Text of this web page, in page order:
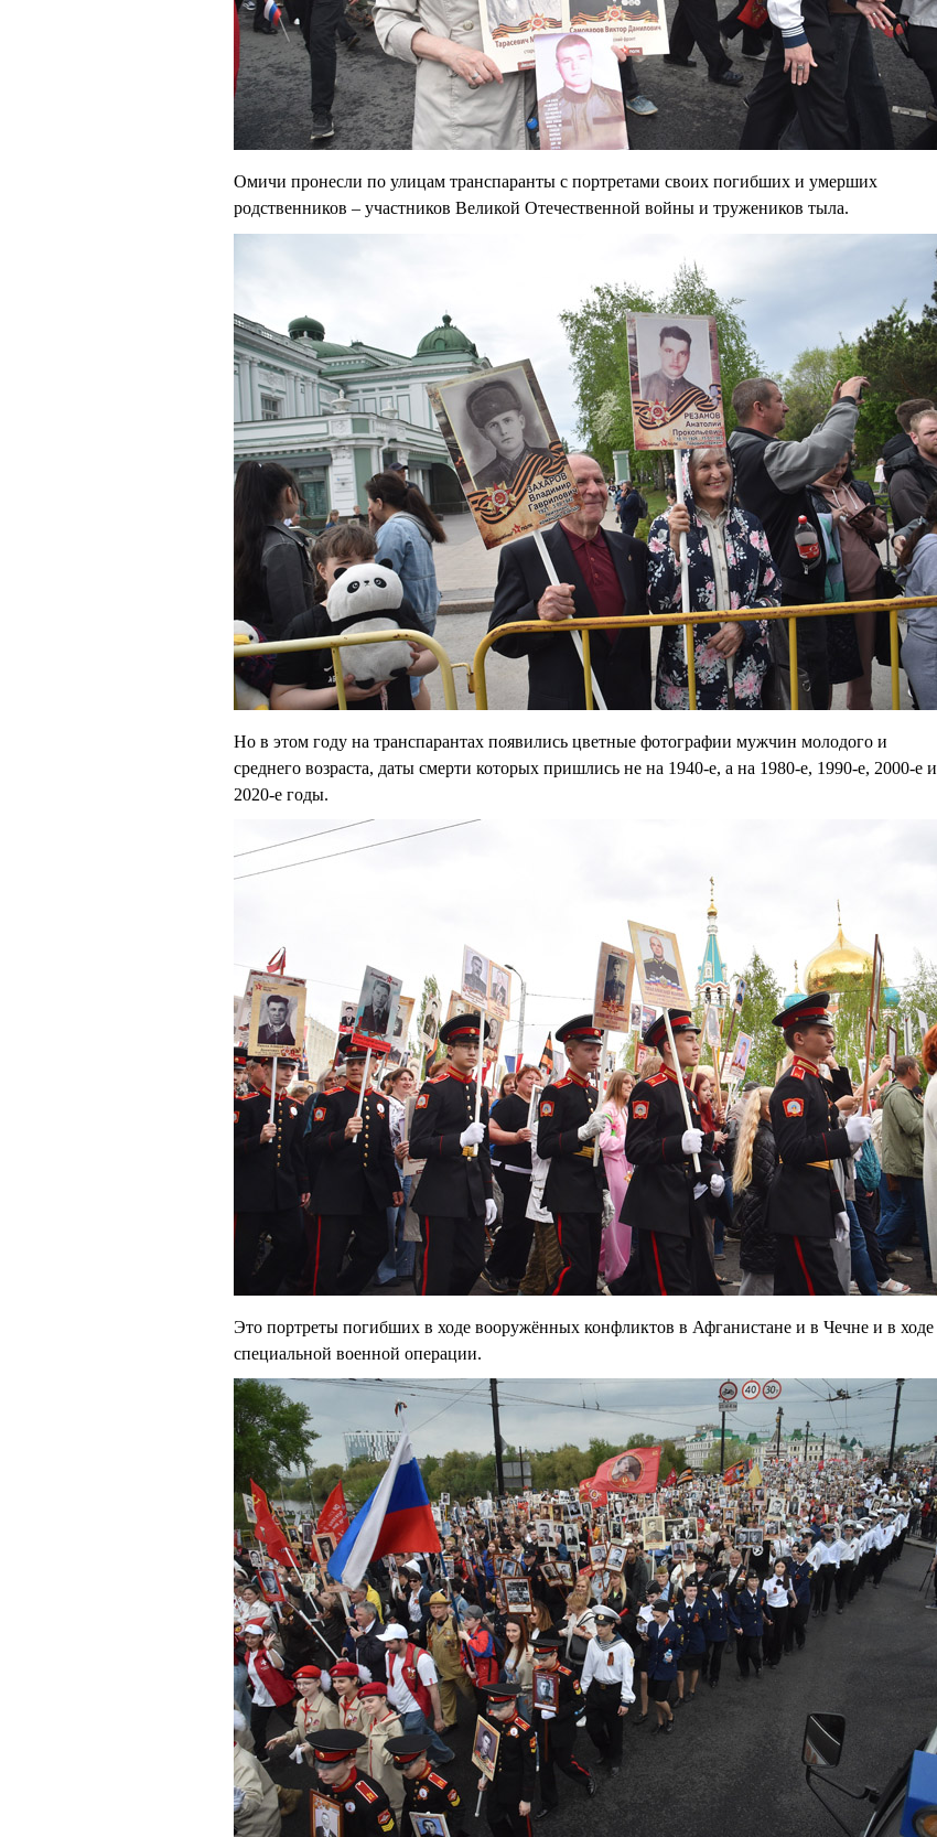
Омичи пронесли по улицам транспаранты с портретами своих погибших и умерших
родственников – участников Великой Отечественной войны и тружеников тыла.
Но в этом году на транспарантах появились цветные фотографии мужчин молодого и
среднего возраста, даты смерти которых пришлись не на 1940-е, а на 1980-е, 1990-е, 2000-е и
2020-е годы.
Это портреты погибших в ходе вооружённых конфликтов в Афганистане и в Чечне и в ходе
специальной военной операции.